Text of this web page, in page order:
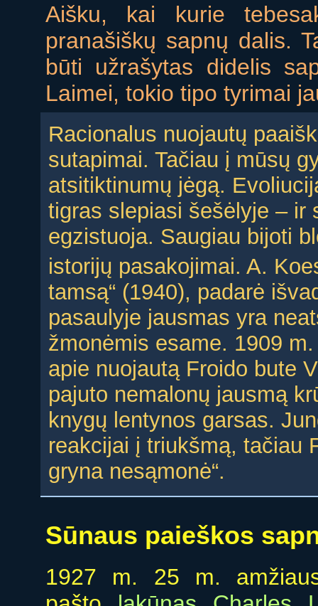
Aišku, kai kurie
pranašiškų sapnų dalis.
būti užrašytas didelis
Laimei, tokio tipo tyrimai
Racionalus nuojautų
sutapimai. Tačiau į mūsų
atsitiktinumų jėgą.
tigras slepiasi šešėlyje – ir
egzistuoja. Saugiau bijoti
istorijų pasakojimai. A.
tamsą“ (1940), padarė
pasaulyje jausmas yra
žmonėmis esame. 1909
apie nuojautą Froido bute
pajuto nemalonų jausmą
knygų lentynos garsas.
reakcijai į triukšmą, tačiau
gryna nesąmonė“.
Sūnaus paieškos
1927 m. 25 m.